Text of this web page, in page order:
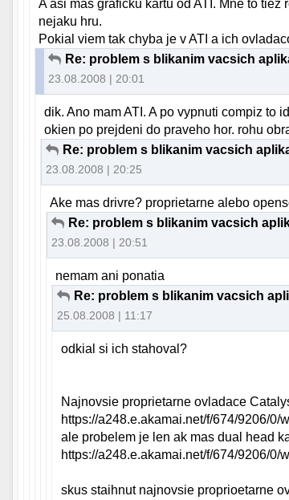
A asi mas graficku kartu od ATI. Mne to
nejaku hru.
Pokial viem tak chyba je v ATI a ich
Re: problem s blikanim vacsich
23.08.2008 | 20:01
dik. Ano mam ATI. A po vypnuti compiz to
okien po prejdeni do praveho hor. rohu
Re: problem s blikanim vacsich
23.08.2008 | 20:25
Ake mas drivre? proprietarne alebo
Re: problem s blikanim vacsich
23.08.2008 | 20:51
nemam ani ponatia
Re: problem s blikanim vacsich
25.08.2008 | 11:17
odkial si ich stahoval?
Najnovsie proprietarne ovladace
https://a248.e.akamai.net/f/674/9206/
ale probelem je len ak mas dual head
https://a248.e.akamai.net/f/674/9206/
skus staihnut najnovsie proprioetarne